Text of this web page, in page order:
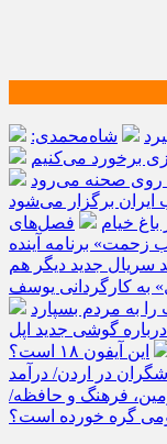
شاه‌محمدی:
برخورد می‌کنیم
ایران برگزار می‌شود
خیام
فصل‌های
زحمت» برنامه آینده
سریال جدید دیگر هم
به کارگردانی یوسف
به مردم بسپارد
درباره گوشی جدید اپل
این آیفون ۱۸ است؟ / «Caviar» مشخصات گوشی جدید
در اردن/ درآمد
فرهنگ و حافظه/
گره خورده است؟